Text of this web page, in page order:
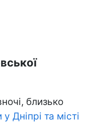
близько
Дніпрі та місті